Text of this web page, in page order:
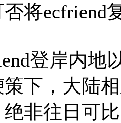
否将ecfriend
登岸内地
策下，大陆
非往日可